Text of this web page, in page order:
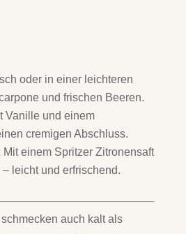
oder in einer leichteren
und frischen Beeren.
Vanille und einem
cremigen Abschluss.
Mit einem Spritzer Zitronensaft
leicht und erfrischend.
auch kalt als